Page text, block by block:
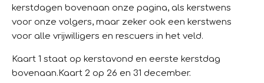
kerstdagen bovenaan onze pagina, als kerstwens
voor onze volgers, maar zeker ook een kerstwens
voor alle vrijwilligers en rescuers in het veld.
Kaart 1 staat op kerstavond en eerste kerstdag
bovenaan.Kaart 2 op 26 en 31 december.